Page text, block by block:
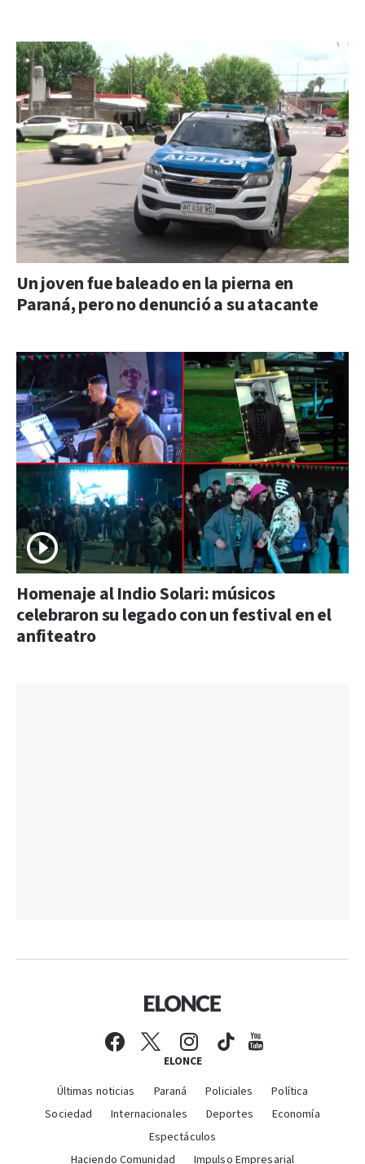
Un joven fue baleado en la pierna en
Paraná, pero no denunció a su atacante
Homenaje al Indio Solari: músicos
celebraron su legado con un festival en el
anfiteatro
ELONCE
Últimas noticias Paraná Policiales
Política
Sociedad
Internacionales Deportes
Economía
Espectáculos
Haciendo Comunidad
Impulso Empresarial